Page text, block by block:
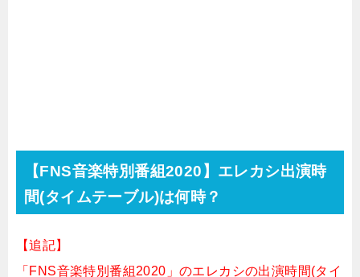
【FNS音楽特別番組2020 】エレカシ出演時
間(タイムテーブル)は何時？
【追記】
「FNS音楽特別番組2020」のエレカシの出演時間(タイ